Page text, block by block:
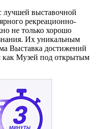
лучшей выставочной
рекреационно-
не только хорошо
Их уникальным
Выставка достижений
как Музей под открытым